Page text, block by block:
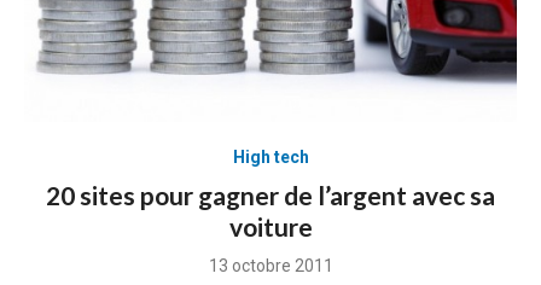
High tech
20 sites pour gagner de l’argent avec sa
voiture
Posted
13 octobre 2011